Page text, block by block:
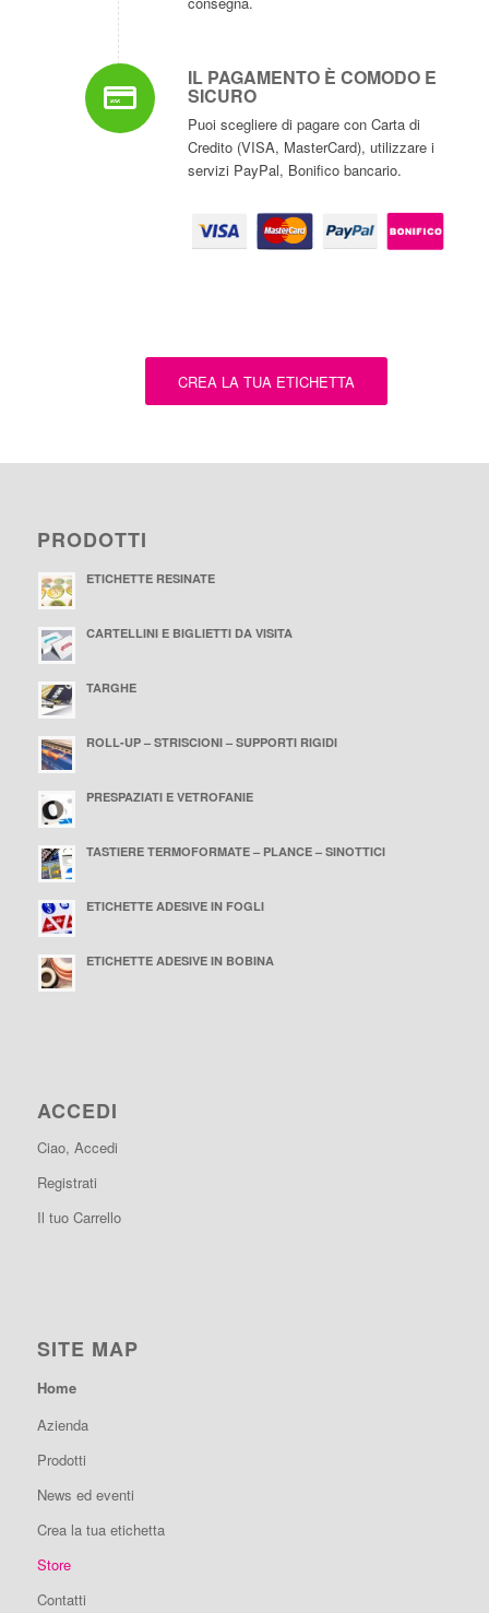
IL PAGAMENTO È COMODO E
SICURO
Puoi scegliere di pagare con Carta di
Credito (VISA, MasterCard), utilizzare i
servizi PayPal, Bonifico bancario.
CREA LA TUA ETICHETTA
PRODOTTI
ETICHETTE RESINATE
CARTELLINI E BIGLIETTI DA VISITA
TARGHE
ROLL-UP – STRISCIONI – SUPPORTI RIGIDI
PRESPAZIATI E VETROFANIE
TASTIERE TERMOFORMATE – PLANCE – SINOTTICI
ETICHETTE ADESIVE IN FOGLI
ETICHETTE ADESIVE IN BOBINA
ACCEDI
Ciao, Accedi
Registrati
Il tuo Carrello
SITE MAP
Home
Azienda
Prodotti
News ed eventi
Crea la tua etichetta
Store
Contatti